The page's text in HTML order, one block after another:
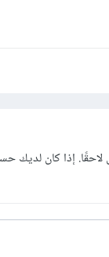
إذا كان لديك